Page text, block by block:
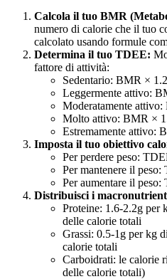
Calcola il tuo BMR
numero di calorie che il tuo
calcolato usando formule
Determina il tuo TDEE:
fattore di attività:
Sedentario: BMR × 1.2
Leggermente attivo:
Moderatamente
Molto attivo: BMR ×
Estremamente attivo:
Imposta il tuo obiettivo
Per perdere peso:
Per mantenere il peso:
Per aumentare il
Distribuisci i
Proteine: 1.6-2.2g per
delle calorie totali
Grassi: 0.5-1g per kg
calorie totali
Carboidrati: le calorie
delle calorie totali)